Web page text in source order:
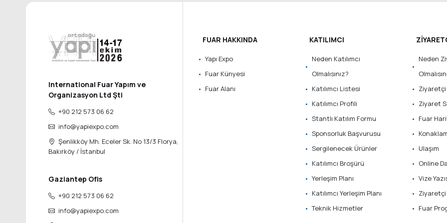
International Fuar Yapım ve
Organizasyon Ltd Şti
+90 212 573 06 62
info@yapiexpo.com
Şenlikköy Mh. Eceler Sk. No 13/3 Florya,
Bakırköy / İstanbul
Gaziantep Ofis
+90 212 573 06 62
info@yapiexpo.com
FUAR HAKKINDA
Yapı Expo
Fuar Künyesi
Fuar Alanı
KATILIMCI
Neden Katılımcı
Olmalısınız?
Katılımcı Listesi
Katılımcı Profili
Stantlı Katılım Formu
Sponsorluk Başvurusu
Sergilenecek Ürünler
Katılımcı Broşürü
Yerleşim Planı
Katılımcı Yerleşim Planı
Teknik Hizmetler
Neden
Ziyaret
Fuar
Ulaşım
Online
Vize
Ziyaretçi
Fuar